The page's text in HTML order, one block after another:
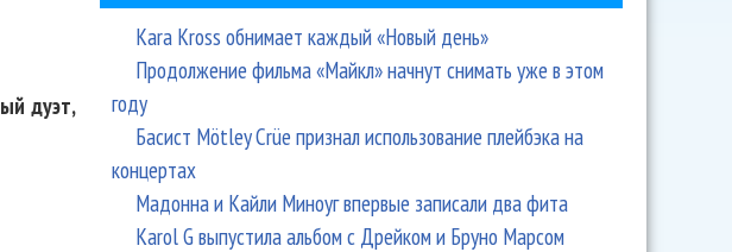
дуэт,
Kara Kross обнимает каждый «Новый день»
Продолжение фильма «Майкл» начнут снимать уже в этом
году
Басист Mötley Crüe признал использование плейбэка на
концертах
Мадонна и Кайли Миноуг впервые записали два фита
Karol G выпустила альбом с Дрейком и Бруно Марсом